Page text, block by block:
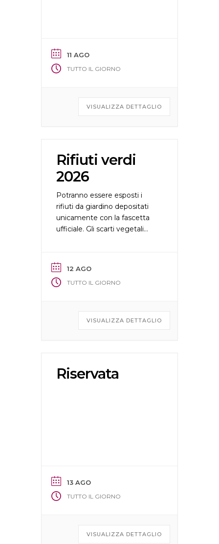
11 AGO
TUTTO IL GIORNO
VISUALIZZA DETTAGLIO
Rifiuti verdi
2026
Potranno essere esposti i
rifiuti da giardino depositati
unicamente con la fascetta
ufficiale. Gli scarti vegetali
raccolta e ritirati entro la sera
medesima.
12 AGO
TUTTO IL GIORNO
VISUALIZZA DETTAGLIO
Riservata
13 AGO
TUTTO IL GIORNO
VISUALIZZA DETTAGLIO